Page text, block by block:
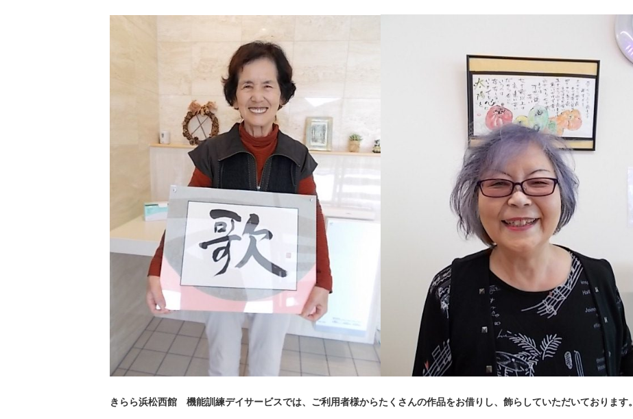
きらら浜松西館 機能訓練デイサービスでは、ご利用者様からたくさんの作品をお借りし、飾らしていただいております。